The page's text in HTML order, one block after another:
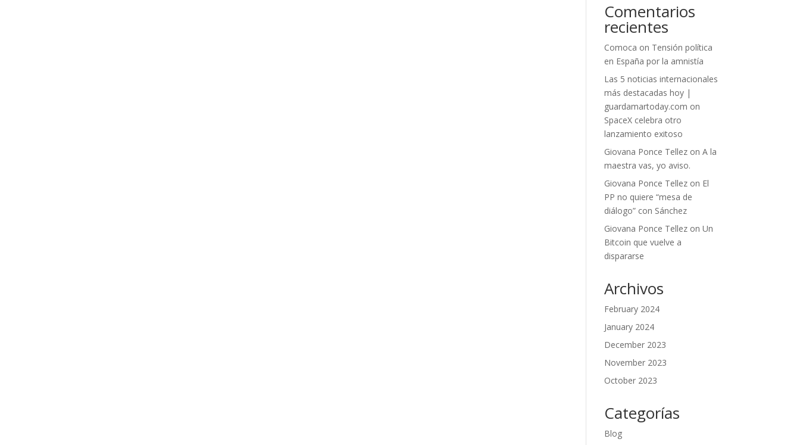
Comentarios
recientes
Comoca on Tensión política
en España por la amnistía
Las 5 noticias internacionales
más destacadas hoy |
guardamartoday.com on
SpaceX celebra otro
lanzamiento exitoso
Giovana Ponce Tellez onA la
maestra vas, yo aviso.
Giovana Ponce Tellez on El
PP no quiere “mesa de
diálogo” con Sánchez
Giovana Ponce Tellez onUn
Bitcoin que vuelve a
dispararse
Archivos
February 2024
January 2024
December 2023
November 2023
October 2023
Categorías
Blog